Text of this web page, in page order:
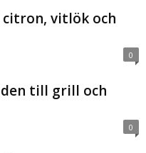
vitlök och
0
till grill och
0